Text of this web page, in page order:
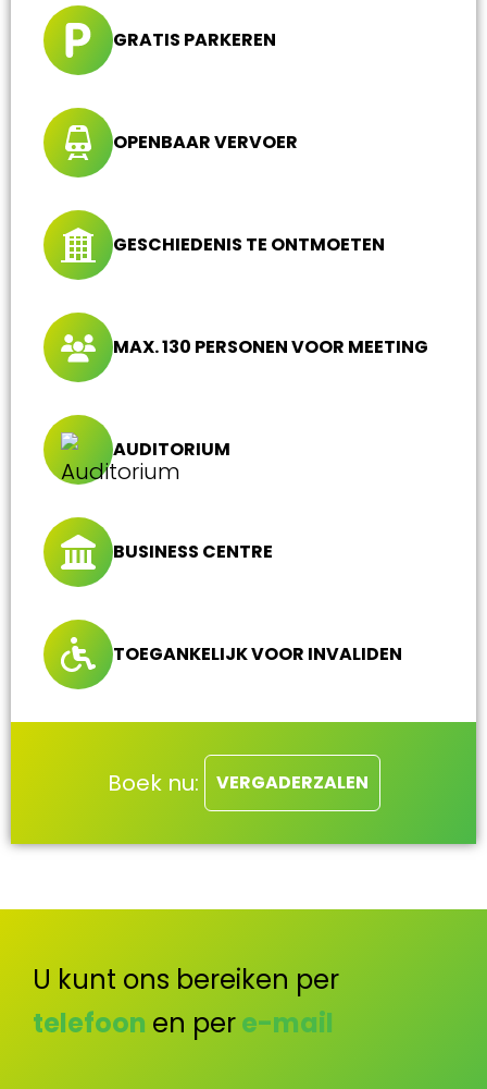
GRATIS PARKEREN
OPENBAAR VERVOER
GESCHIEDENIS TE ONTMOETEN
MAX. 130 PERSONEN VOOR MEETING
AUDITORIUM
BUSINESS CENTRE
TOEGANKELIJK VOOR INVALIDEN
Boek nu: VERGADERZALEN
U kunt ons bereiken per
telefoon en pere-mail